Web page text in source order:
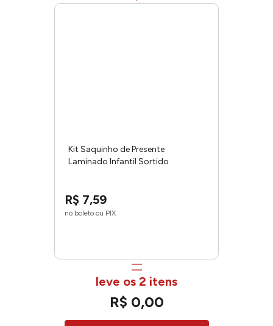
Kit Saquinho de Presente
Laminado Infantil Sortido
R$ 7,59
no boleto ou PIX
leve os 2 itens
R$ 0,00